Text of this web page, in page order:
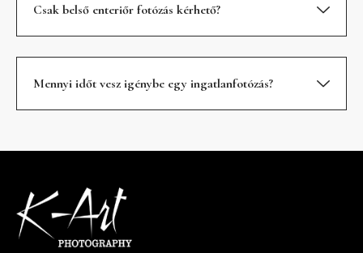
Csak belső enteriőr fotózás kérhető?
Mennyi időt vesz igénybe egy ingatlanfotózás?